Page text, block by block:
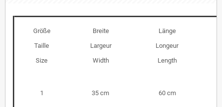
Größe
Taille
Size
Breite
Largeur
Width
Länge
Longeur
Length
1 35 cm 60 cm